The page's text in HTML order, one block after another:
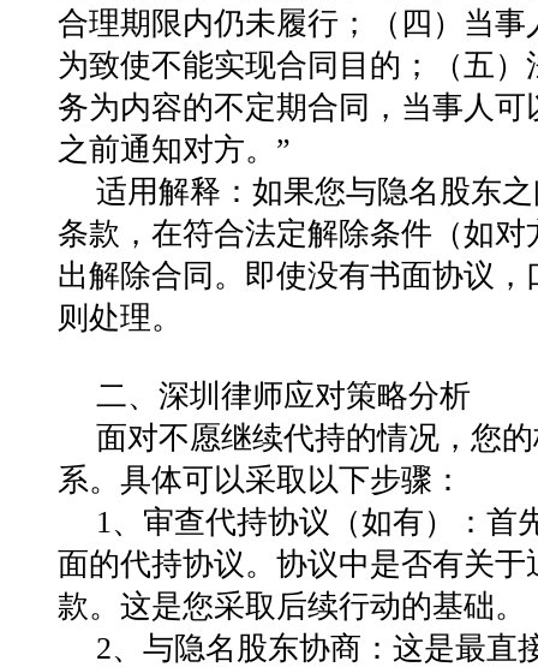
合理期限内仍未履行；（四）当
为致使不能实现合同目的；（五
务为内容的不定期合同，当事人
之前通知对方。”
适用解释：如果您与隐名股东
条款，在符合法定解除条件（如
出解除合同。即使没有书面协议
则处理。
二、深圳律师应对策略分析
面对不愿继续代持的情况，您
系。具体可以采取以下步骤：
1、审查代持协议（如有）：首
面的代持协议。协议中是否有关
款。这是您采取后续行动的基础。
2、与隐名股东协商：这是最直